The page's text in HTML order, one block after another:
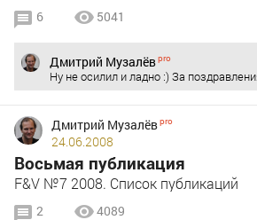
6 5041
Дмитрий Музалёв
Ну не осилил и ладно :) За
Дмитрий Музалёв
24.06.2008
Восьмая публикация
F&V №7 2008. Список публикаций
2 4089